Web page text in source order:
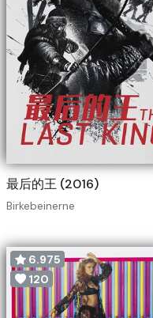
最后的王 (2016)
Birkebeinerne
6.975
120